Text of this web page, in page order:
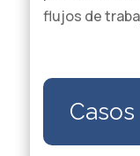
flujos de